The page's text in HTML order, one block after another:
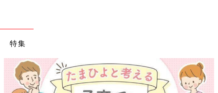
特集